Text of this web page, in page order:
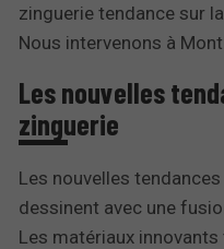
zinguerie tendance sur
Nous intervenons à
Les nouvelles
zinguerie
Les nouvelles
dessinent avec une
Les matériaux